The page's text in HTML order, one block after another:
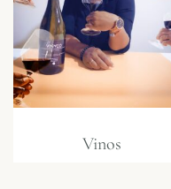
Vinos